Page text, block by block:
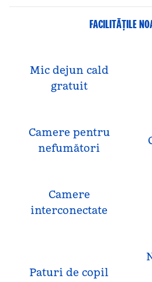
FACILITĂŢILE
Mic dejun cald
gratuit
Camere pentru
nefumători
Camere
interconectate
Paturi de copil